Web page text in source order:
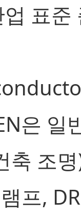
표준
은 일
축 조
프,